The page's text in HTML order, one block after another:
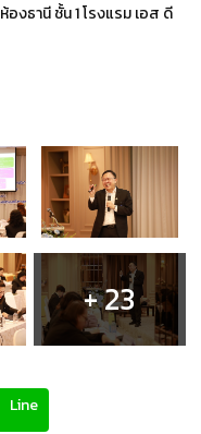
งธานี ชั้น 1 โรงแรม เอส ดี
+ 23
Line